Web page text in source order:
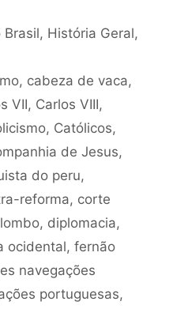
Brasil, História Geral,
, cabeza de vaca,
VII, Carlos VIII,
, Católicos,
de Jesus,
do peru,
reforma, corte
, diplomacia,
ocidental, fernão
navegações
portuguesas,